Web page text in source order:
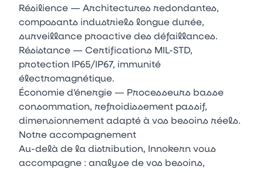
Résilience — Architectures redondantes,
composants industriels longue durée,
surveillance proactive des défaillances.
Résistance — Certifications MIL-STD,
protection IP65/IP67, immunité
électromagnétique.
Économie d'énergie — Processeurs basse
consommation, refroidissement passif,
dimensionnement adapté à vos besoins réels.
Notre accompagnement
Au-delà de la distribution, Innokern vous
accompagne : analyse de vos besoins,